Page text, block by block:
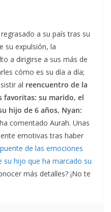
a su país tras su
su expulsión, la
a dirigirse a sus más de
cómo es su día a día;
al reencuentro de la
favoritas: su marido, el
hijo de 6 años, Nyan:
ha comentado Aurah. Unas
emotivas tras haber
de las emociones
su hijo que ha marcado su
más detalles? ¡No te